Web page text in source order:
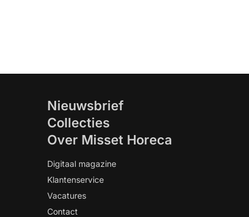
Nieuwsbrief
Collecties
Over Misset Horeca
Digitaal magazine
Klantenservice
Vacatures
Contact